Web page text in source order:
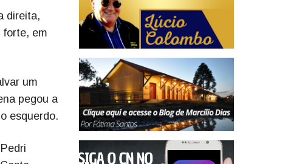
direita,
forte, em
um
pegou a
esquerdo.